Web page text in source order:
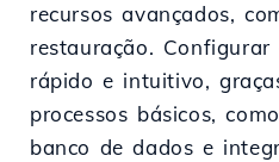
recursos avançados,
restauração.
rápido e intuitivo,
processos básicos,
banco de dados e